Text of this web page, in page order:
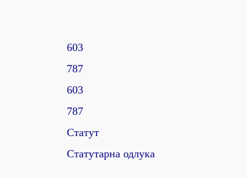
603
787
603
787
Статут
Статутарна одлука